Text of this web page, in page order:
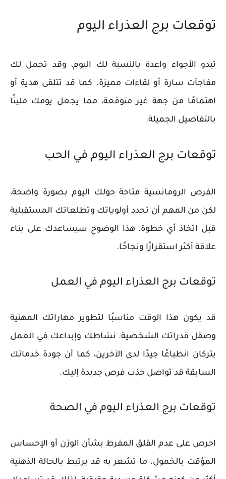
توقعات برج العذراء اليوم
تبدو الأجواء واعدة بالنسبة لك اليوم، وقد تحمل لك
مفاجآت سارة أو لقاءات مميزة. كما قد تتلقى هدية أو
اهتمامًا من جهة غير متوقعة، مما يجعل يومك مليئًا
بالتفاصيل الجميلة.
توقعات برج العذراء اليوم في الحب
الفرص الرومانسية متاحة حولك اليوم بصورة واضحة،
لكن من المهم أن تحدد أولوياتك وتطلعاتك المستقبلية
قبل اتخاذ أي خطوة. هذا الوضوح سيساعدك على بناء
علاقة أكثر استقرارًا ونجاحًا.
توقعات برج العذراء اليوم في العمل
قد يكون هذا الوقت مناسبًا لتطوير مهاراتك المهنية
وصقل قدراتك الشخصية. نشاطك وإبداعك في العمل
يتركان انطباعًا جيدًا لدى الآخرين، كما أن جودة خدماتك
السابقة قد تواصل جذب فرص جديدة إليك.
توقعات برج العذراء اليوم في الصحة
احرص على عدم القلق المفرط بشأن الوزن أو الإحساس
المؤقت بالخمول. ما تشعر به قد يرتبط بالحالة الذهنية